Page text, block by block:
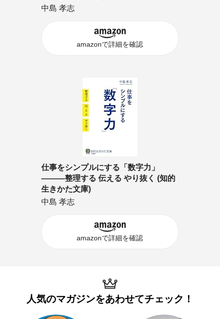
中島 孝志
amazonで詳細を確認
仕事をシンプルにする「数字力」
―――整理する 伝える やり抜く (知的
生きかた文庫)
中島 孝志
amazonで詳細を確認
人気のマガジンをあわせてチェック！